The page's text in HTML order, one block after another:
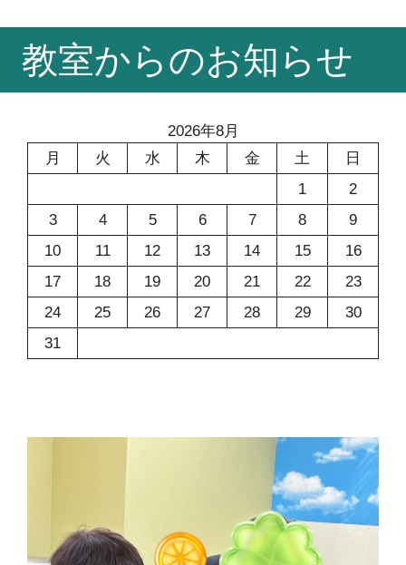
教室からのお知らせ
2026年8月
月
火 水 木 金 土
日
1
2
3
4 5 6 7 8
9
10
11 12 13 14 15
16
17
18 19 20 21 22
23
24
25 26 27 28 29
30
31